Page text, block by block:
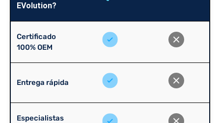
EVolution?
Certificado
100% OEM
Entrega rápida
Especialistas